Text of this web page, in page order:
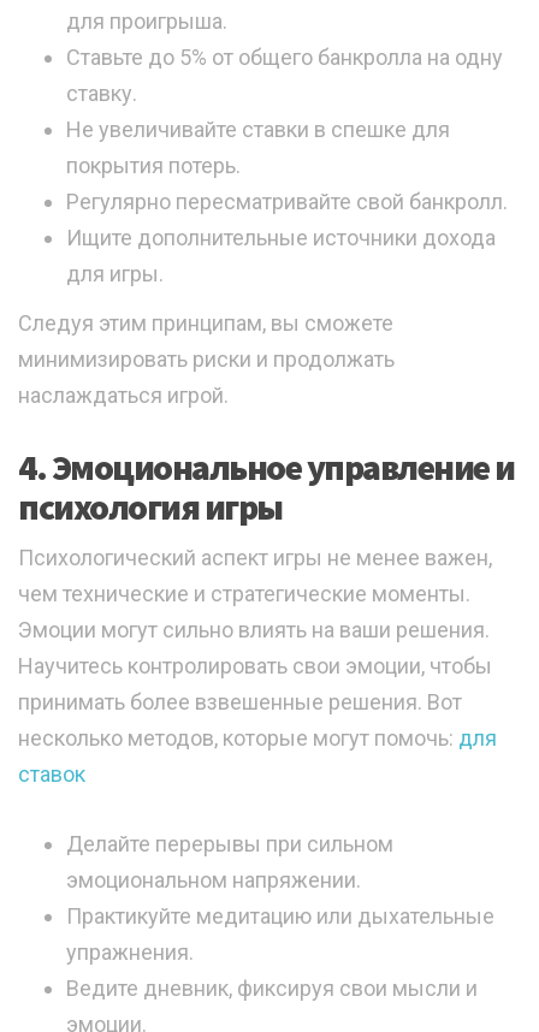
для проигрыша.
Ставьте до 5% от общего банкролла на одну
ставку.
Не увеличивайте ставки в спешке для
покрытия потерь.
Регулярно пересматривайте свой банкролл.
Ищите дополнительные источники дохода
для игры.
Следуя этим принципам, вы сможете
минимизировать риски и продолжать
наслаждаться игрой.
4. Эмоциональное управление и
психология игры
Психологический аспект игры не менее важен,
чем технические и стратегические моменты.
Эмоции могут сильно влиять на ваши решения.
Научитесь контролировать свои эмоции, чтобы
принимать более взвешенные решения. Вот
несколько методов, которые могут помочь: для
ставок
Делайте перерывы при сильном
эмоциональном напряжении.
Практикуйте медитацию или дыхательные
упражнения.
Ведите дневник, фиксируя свои мысли и
эмоции.